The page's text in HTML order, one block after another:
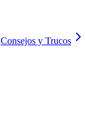
Consejos y Trucos